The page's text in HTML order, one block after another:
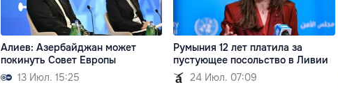
Алиев: Азербайджан может
покинуть Совет Европы
13 Июл. 15:25
Румыния 12 лет платила за
пустующее посольство в Ливии
24 Июл. 07:09